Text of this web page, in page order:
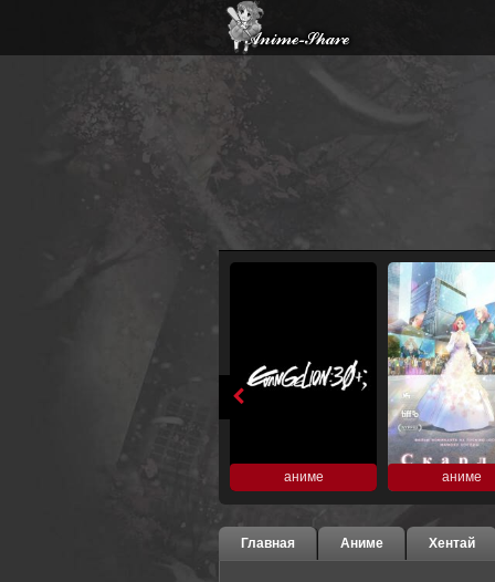
аниме аниме
Главная Аниме Хентай